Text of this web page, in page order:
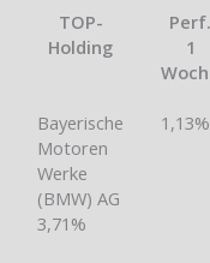
TOP-
Holding
Perf.
1
Bayerische
Motoren
Werke
(BMW) AG
3,71%
1,13%